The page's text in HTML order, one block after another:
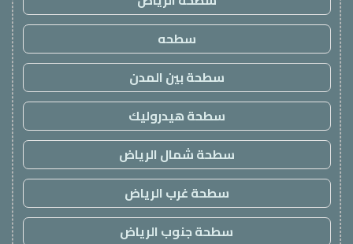
سطحه
سطحة بين المدن
سطحة هيدروليك
سطحة شمال الرياض
سطحة غرب الرياض
سطحة جنوب الرياض